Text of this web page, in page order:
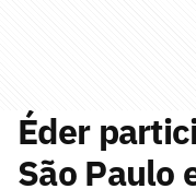
Éder
São Paulo